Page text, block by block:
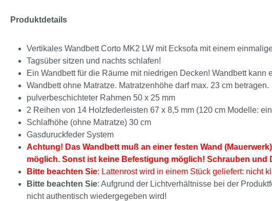
Produktdetails
Vertikales Wandbett Corto MK2 LW mit Ecksofa mit einem
Tagsüber sitzen und nachts schlafen!
Ein Wandbett für die Räume mit niedrigen Decken! Wandbett kann
Wandbett ohne Matratze. Matratzenhöhe darf max. 23 cm betragen.
pulverbeschichteter Rahmen 50 x 25 mm
2 Reihen von 14 Holzfederleisten 67 x 8,5 mm (120 cm Modelle:
Schlafhöhe (ohne Matratze) 30 cm
Gasduruckfeder System
Achtung! Das Wandbett muß an einer festen Wand
möglich. Sonst ist keine Befestigung möglich! Schrauben
Bitte beachten Sie: Lattenrost wird in einem Stück geliefert: nicht
Bitte beachten Sie: Aufgrund der Lichtverhältnisse bei der
nicht authentisch wiedergegeben wird!